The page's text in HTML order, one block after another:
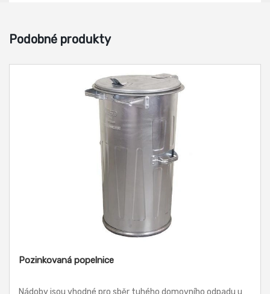
Podobné produkty
Pozinkovaná popelnice